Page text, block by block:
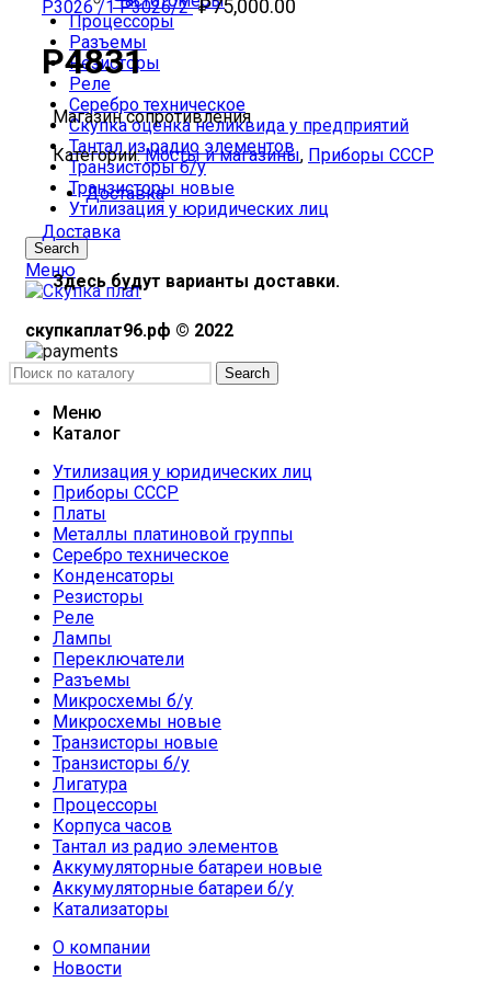
Процессоры
Разъемы
Резисторы
Реле
Серебро техническое
Скупка оценка неликвида у предприятий
Тантал из радио элементов
Транзисторы б/у
Транзисторы новые
Утилизация у юридических лиц
Search
Меню
Р3026 /1 Р3026/2 ₽75,000.00
Р4831
Магазин сопротивления
Категории:Мосты и магазины, Приборы СССР
Доставка
Доставка
Здесь будут варианты доставки.
скупкаплат96.рф © 2022
Search
Меню
Каталог
Утилизация у юридических лиц
Приборы СССР
Платы
Металлы платиновой группы
Серебро техническое
Конденсаторы
Резисторы
Реле
Лампы
Переключатели
Разъемы
Микросхемы б/у
Микросхемы новые
Транзисторы новые
Транзисторы б/у
Лигатура
Процессоры
Корпуса часов
Тантал из радио элементов
Аккумуляторные батареи новые
Аккумуляторные батареи б/у
Катализаторы
О компании
Новости